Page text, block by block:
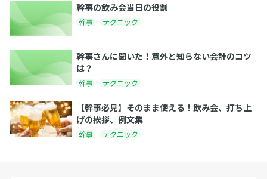
幹事の飲み会当日の役割
幹事 テクニック
幹事さんに聞いた！意外と知らない会計のコツ
は？
幹事 テクニック
【幹事必見】そのまま使える！飲み会、打ち上
げの挨拶、例文集
幹事 テクニック